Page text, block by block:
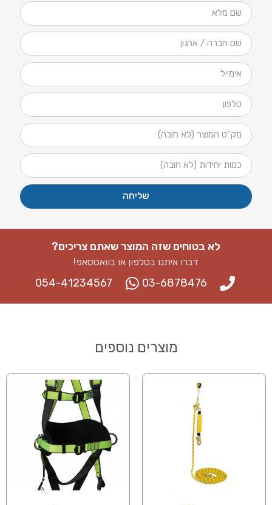
שליחה
לא בטוחים שזה המוצר שאתם צריכים?
דברו איתנו בטלפון או בוואטסאפ​!
03-6878476
054-41234567
מוצרים נוספים